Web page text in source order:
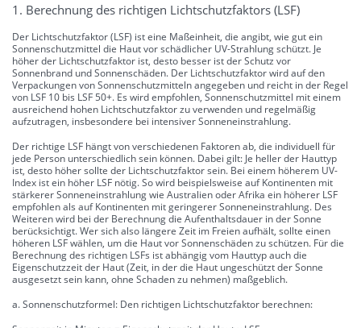
1. Berechnung des richtigen Lichtschutzfaktors (LSF)
Der Lichtschutzfaktor (LSF) ist eine Maßeinheit, die angibt, wie gut ein
Sonnenschutzmittel die Haut vor schädlicher UV-Strahlung schützt. Je
höher der Lichtschutzfaktor ist, desto besser ist der Schutz vor
Sonnenbrand und Sonnenschäden. Der Lichtschutzfaktor wird auf den
Verpackungen von Sonnenschutzmitteln angegeben und reicht in der Regel
von LSF 10 bis LSF 50+. Es wird empfohlen, Sonnenschutzmittel mit einem
ausreichend hohen Lichtschutzfaktor zu verwenden und regelmäßig
aufzutragen, insbesondere bei intensiver Sonneneinstrahlung.
Der richtige LSF hängt von verschiedenen Faktoren ab, die individuell für
jede Person unterschiedlich sein können. Dabei gilt: Je heller der Hauttyp
ist, desto höher sollte der Lichtschutzfaktor sein. Bei einem höherem UV-
Index ist ein höher LSF nötig. So wird beispielsweise auf Kontinenten mit
stärkerer Sonneneinstrahlung wie Australien oder Afrika ein höherer LSF
empfohlen als auf Kontinenten mit geringerer Sonneneinstrahlung. Des
Weiteren wird bei der Berechnung die Aufenthaltsdauer in der Sonne
berücksichtigt. Wer sich also längere Zeit im Freien aufhält, sollte einen
höheren LSF wählen, um die Haut vor Sonnenschäden zu schützen. Für die
Berechnung des richtigen LSFs ist abhängig vom Hauttyp auch die
Eigenschutzzeit der Haut (Zeit, in der die Haut ungeschützt der Sonne
ausgesetzt sein kann, ohne Schaden zu nehmen) maßgeblich.
a. Sonnenschutzformel: Den richtigen Lichtschutzfaktor berechnen: